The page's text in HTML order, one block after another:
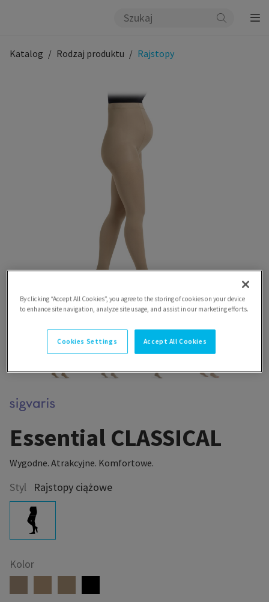
Katalog Rodzaj produktu Rajstopy
Essential CLASSICAL
Wygodne. Atrakcyjne. Komfortowe.
Styl Rajstopy ciążowe
Kolor
By clicking “Accept All Cookies”, you agree to the storing of cookies on your device
to enhance site navigation, analyze site usage, and assist in our marketing efforts.
Cookies Settings Accept All Cookies